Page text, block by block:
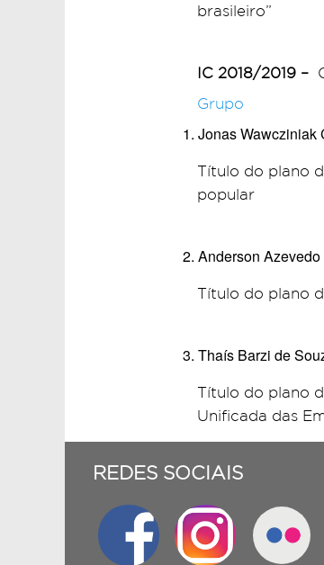
brasileiro”
IC 2018/2019 –
Grupo
Jonas Wawcziniak
Título do plano
popular
Anderson
Título do plano
Thaís Barzi de
Título do plano
Unificada das
REDES SOCIAIS